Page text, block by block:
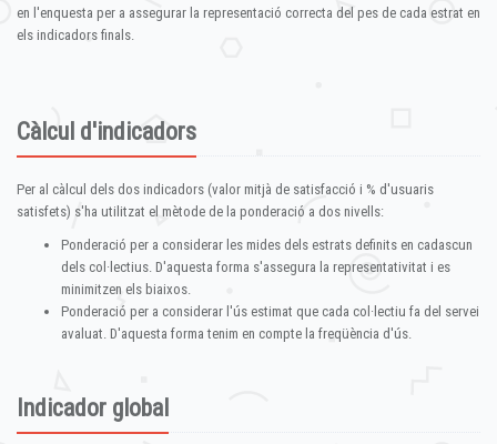
en l'enquesta per a assegurar la representació correcta del pes de cada estrat en
els indicadors finals.
Càlcul d'indicadors
Per al càlcul dels dos indicadors (valor mitjà de satisfacció i % d'usuaris
satisfets) s'ha utilitzat el mètode de la ponderació a dos nivells:
Ponderació per a considerar les mides dels estrats definits en cadascun
dels col·lectius. D'aquesta forma s'assegura la representativitat i es
minimitzen els biaixos.
Ponderació per a considerar l'ús estimat que cada col·lectiu fa del servei
avaluat. D'aquesta forma tenim en compte la freqüència d'ús.
Indicador global